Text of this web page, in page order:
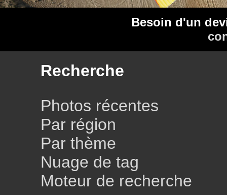
Besoin d'un
Recherche
Photos récentes
Par région
Par thème
Nuage de tag
Moteur de recherche